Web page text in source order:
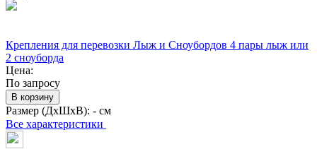
Крепления для перевозки Лыж и Сноубордов 4 пары лыж или
2 сноуборда
Цена:
По запросу
В корзину
Размер (ДхШхВ): - см
Все характеристики